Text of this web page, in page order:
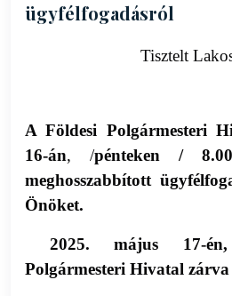
ügyfélfogadásról
Tisztelt
A Földesi Polgármesteri
16-án, /pénteken /
meghosszabbított
Önöket.
2025. május 17-
Polgármesteri Hivatal